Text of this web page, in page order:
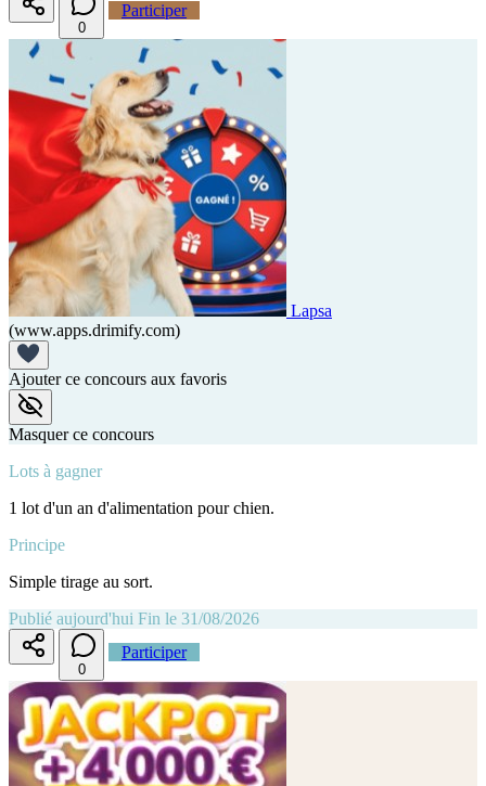
0
Participer
Lapsa
(www.apps.drimify.com)
Ajouter ce concours aux favoris
Masquer ce concours
Lots à gagner
1 lot d'un an d'alimentation pour chien.
Principe
Simple tirage au sort.
Publié aujourd'hui Fin le 31/08/2026
0
Participer